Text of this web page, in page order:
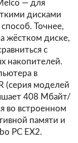
— для
дисками
Точнее,
жёстком диске,
с
накопителей.
в
(серия моделей
408 Мбайт/
во встроенном
памяти и
PC EX2.